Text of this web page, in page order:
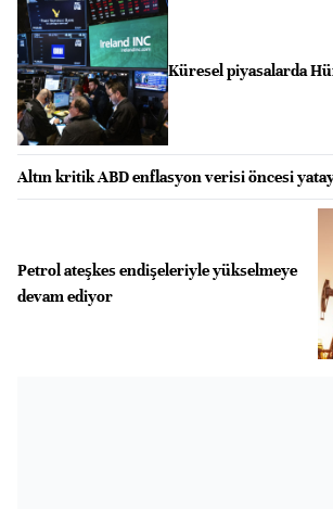
Küresel piyasalarda
Altın kritik ABD enflasyon verisi öncesi
Petrol ateşkes endişeleriyle yükselmeye
devam ediyor